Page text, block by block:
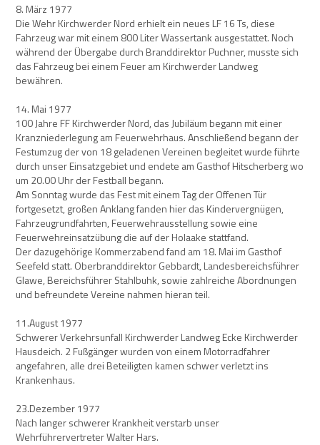
8. März 1977
Die Wehr Kirchwerder Nord erhielt ein neues LF 16 Ts, diese
Fahrzeug war mit einem 800 Liter Wassertank ausgestattet. Noch
während der Übergabe durch Branddirektor Puchner, musste sich
das Fahrzeug bei einem Feuer am Kirchwerder Landweg
bewähren.
14. Mai 1977
100 Jahre FF Kirchwerder Nord, das Jubiläum begann mit einer
Kranzniederlegung am Feuerwehrhaus. Anschließend begann der
Festumzug der von 18 geladenen Vereinen begleitet wurde führte
durch unser Einsatzgebiet und endete am Gasthof Hitscherberg wo
um 20.00 Uhr der Festball begann.
Am Sonntag wurde das Fest mit einem Tag der Offenen Tür
fortgesetzt, großen Anklang fanden hier das Kindervergnügen,
Fahrzeugrundfahrten, Feuerwehrausstellung sowie eine
Feuerwehreinsatzübung die auf der Holaake stattfand.
Der dazugehörige Kommerzabend fand am 18. Mai im Gasthof
Seefeld statt. Oberbranddirektor Gebbardt, Landesbereichsführer
Glawe, Bereichsführer Stahlbuhk, sowie zahlreiche Abordnungen
und befreundete Vereine nahmen hieran teil.
11.August 1977
Schwerer Verkehrsunfall Kirchwerder Landweg Ecke Kirchwerder
Hausdeich. 2 Fußgänger wurden von einem Motorradfahrer
angefahren, alle drei Beteiligten kamen schwer verletzt ins
Krankenhaus.
23.Dezember 1977
Nach langer schwerer Krankheit verstarb unser
Wehrführervertreter Walter Hars.